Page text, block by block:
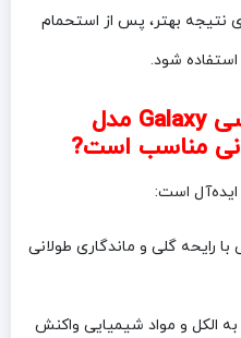
نتیجه بهتر، پس از استحمام
استفاده شود.
بادی میست زنانه گلکسی Galaxy مدل
ایده‌آل است:
رایحه گلی و ماندگاری طولانی
الکل و مواد شیمیایی واکنش